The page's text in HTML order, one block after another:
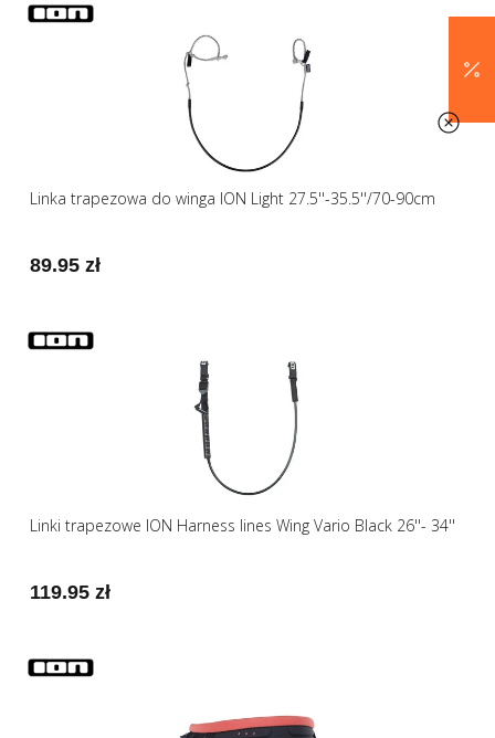
Linka trapezowa do winga ION Light 27.5''-35.5''/70-90cm
89.95 zł
Linki trapezowe ION Harness lines Wing Vario Black 26''- 34''
119.95 zł